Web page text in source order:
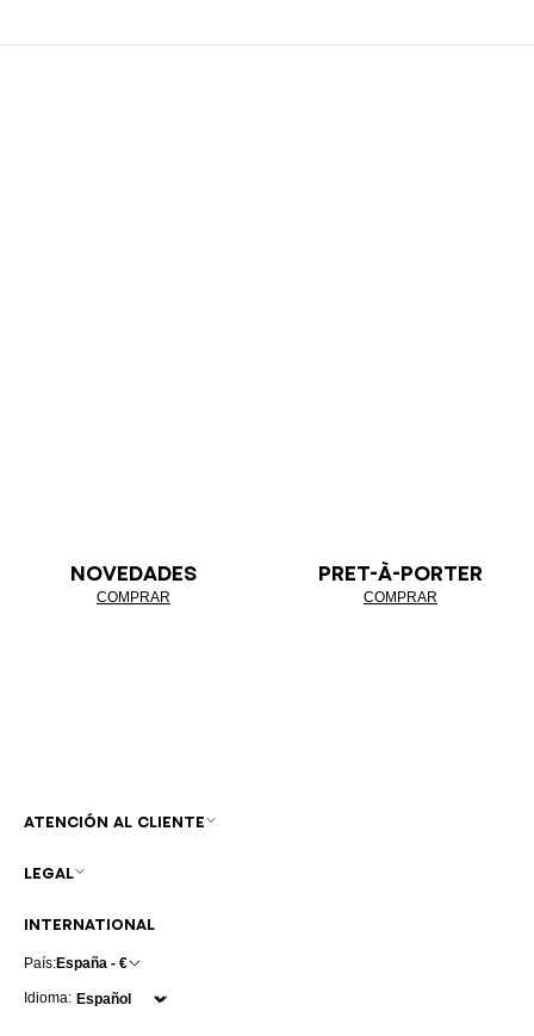
NOVEDADES
COMPRAR
PRET-À-PORTER
COMPRAR
INTERNATIONAL
País:España - €
Idioma:
ATENCIÓN AL CLIENTE
LEGAL